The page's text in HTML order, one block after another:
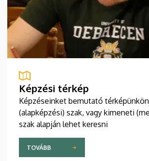
Képzési térkép
Képzéseinket bemutató
(alapképzési) szak, vagy kimeneti
szak alapján lehet keresni
TOVÁBB